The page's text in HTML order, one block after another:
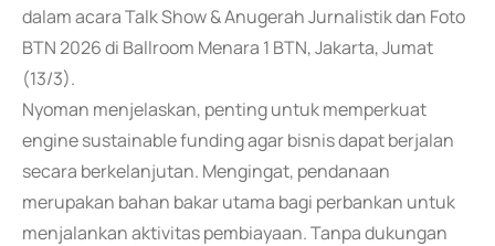
dalam acara Talk Show & Anugerah Jurnalistik dan Foto
BTN 2026 di Ballroom Menara 1 BTN, Jakarta, Jumat
(13/3).
Nyoman menjelaskan, penting untuk memperkuat
engine sustainable funding agar bisnis dapat berjalan
secara berkelanjutan. Mengingat, pendanaan
merupakan bahan bakar utama bagi perbankan untuk
menjalankan aktivitas pembiayaan. Tanpa dukungan